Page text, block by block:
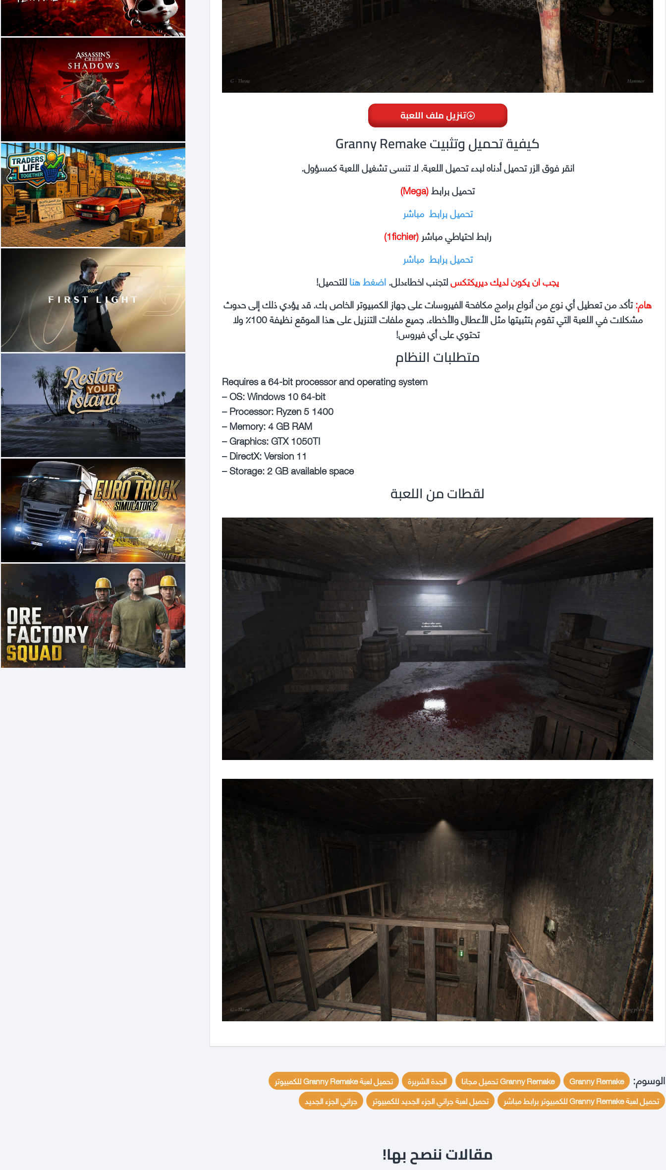
تنزيل ملف اللعبة
Granny Remake كيفية تحميل وتثبيت
انقر فوق الزر تحميل أدناه لبدء تحميل اللعبة. لا تنسى تشغيل اللعبة كمسؤول.
تحميل برابط(Mega)
تحميل برابط مباشر
رابط احتياطي مباشر(1fichier)
تحميل برابط مباشر
يجب ان يكون لديك ديريكتكسلتجنب اخطاءدلل.اضغط هناللتحميل!
هام:تأكد من تعطيل أي نوع من أنواع برامج مكافحة الفيروسات على جهاز الكمبيوتر الخاص بك. قد يؤدي ذلك إلى حدوث
مشكلات في اللعبة التي تقوم بتثبيتها مثل الأعطال والأخطاء. جميع ملفات التنزيل على هذا الموقع نظيفة 100٪ ولا
تحتوي على أي فيروس!
متطلبات النظام
Requires a 64-bit processor and operating system
– OS: Windows 10 64-bit
– Processor: Ryzen 5 1400
– Memory: 4 GB RAM
– Graphics: GTX 1050TI
– DirectX: Version 11
– Storage: 2 GB available space
لقطات من اللعبة
الوسوم: Granny Remake Granny Remake تحميل مجانا الجدة الشريرة
تحميل لعبة Granny Remake للكمبيوتر
تحميل لعبة Granny Remake للكمبيوتر برابط مباشر
تحميل لعبة جراني الجزء الجديد للكمبيوتر جراني الجزء الجديد
مقالات ننصح بها!